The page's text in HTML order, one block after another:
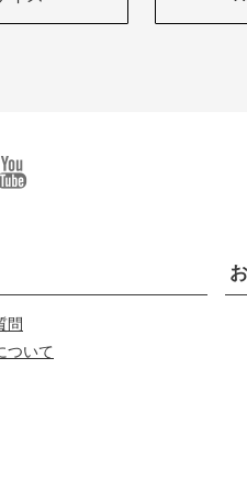
問
ついて